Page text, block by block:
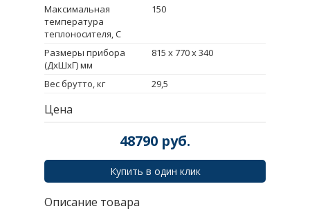
Максимальная
температура
теплоносителя, С
150
Размеры прибора
(ДxШxГ) мм
815 х 770 х 340
Вес брутто, кг 29,5
Цена
48790 руб.
Купить в один клик
Описание товара